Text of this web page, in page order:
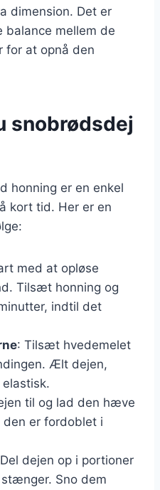
dimension. Det er
mellem de
for at opnå den
snobrødsdej
honning er en enkel
kort tid. Her er en
med at opløse
Tilsæt honning og
indtil det
: Tilsæt hvedemelet
Ælt dejen,
til og lad den hæve
er fordoblet i
dejen op i portioner
Sno dem